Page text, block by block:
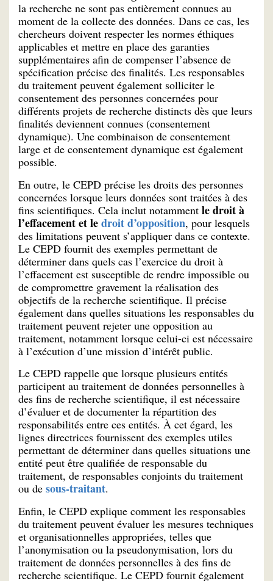
la recherche ne sont pas entièrement connues au
moment de la collecte des données. Dans ce cas, les
chercheurs doivent respecter les normes éthiques
applicables et mettre en place des garanties
supplémentaires afin de compenser l’absence de
spécification précise des finalités. Les responsables
du traitement peuvent également solliciter le
consentement des personnes concernées pour
différents projets de recherche distincts dès que leurs
finalités deviennent connues (consentement
dynamique). Une combinaison de consentement
large et de consentement dynamique est également
possible.
En outre, le CEPD précise les droits des personnes
concernées lorsque leurs données sont traitées à des
fins scientifiques. Cela inclut notamment le droit à
l’effacement et ledroit d’opposition, pour lesquels
des limitations peuvent s’appliquer dans ce contexte.
Le CEPD fournit des exemples permettant de
déterminer dans quels cas l’exercice du droit à
l’effacement est susceptible de rendre impossible ou
de compromettre gravement la réalisation des
objectifs de la recherche scientifique. Il précise
également dans quelles situations les responsables du
traitement peuvent rejeter une opposition au
traitement, notamment lorsque celui-ci est nécessaire
à l’exécution d’une mission d’intérêt public.
Le CEPD rappelle que lorsque plusieurs entités
participent au traitement de données personnelles à
des fins de recherche scientifique, il est nécessaire
d’évaluer et de documenter la répartition des
responsabilités entre ces entités. À cet égard, les
lignes directrices fournissent des exemples utiles
permettant de déterminer dans quelles situations une
entité peut être qualifiée de responsable du
traitement, de responsables conjoints du traitement
ou de sous-traitant.
Enfin, le CEPD explique comment les responsables
du traitement peuvent évaluer les mesures techniques
et organisationnelles appropriées, telles que
l’anonymisation ou la pseudonymisation, lors du
traitement de données personnelles à des fins de
recherche scientifique. Le CEPD fournit également